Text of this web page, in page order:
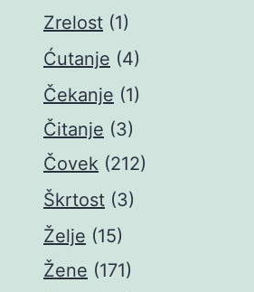
Zrelost (1)
Ćutanje (4)
Čekanje (1)
Čitanje (3)
Čovek (212)
Škrtost (3)
Želje (15)
Žene (171)